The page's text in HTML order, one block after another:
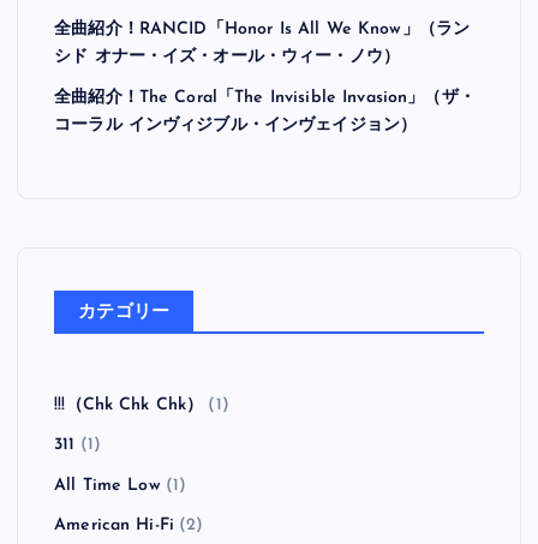
全曲紹介！RANCID「Honor Is All We Know」（ラン
シド オナー・イズ・オール・ウィー・ノウ）
全曲紹介！The Coral「The Invisible Invasion」（ザ・
コーラル インヴィジブル・インヴェイジョン）
カテゴリー
!!!（Chk Chk Chk） (1)
311 (1)
All Time Low(1)
American Hi-Fi (2)